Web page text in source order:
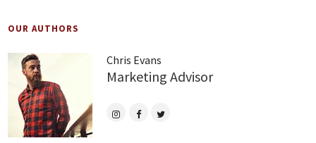
OUR AUTHORS
Chris Evans
Marketing Advisor